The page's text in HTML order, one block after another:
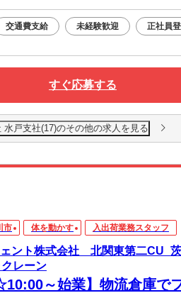
交通費支給 未経験歓迎 正社員
すぐ応募する
戸支社(17)のその他の求人を見る
市 体を動かす 入出荷業務スタッフ
ント株式会社 北関東第二CU_
レーン
～始業】物流倉庫で